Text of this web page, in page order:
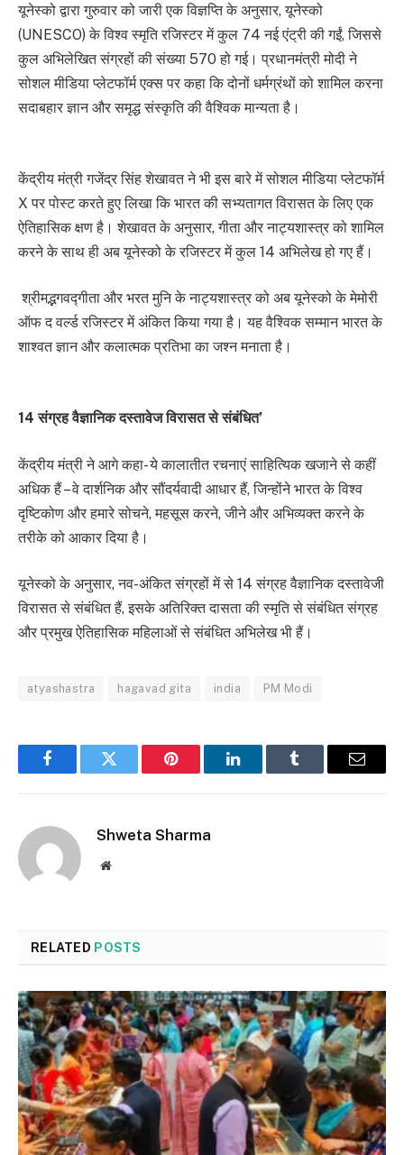
यूनेस्को द्वारा गुरुवार को जारी एक विज्ञप्ति के अनुसार, यूनेस्को
(UNESCO) के विश्व स्मृति रजिस्टर में कुल 74 नई एंट्री की गईं, जिससे
कुल अभिलेखित संग्रहों की संख्या 570 हो गई। प्रधानमंत्री मोदी ने
सोशल मीडिया प्लेटफॉर्म एक्स पर कहा कि दोनों धर्मग्रंथों को शामिल करना
सदाबहार ज्ञान और समृद्ध संस्कृति की वैश्विक मान्यता है।
केंद्रीय मंत्री गजेंद्र सिंह शेखावत ने भी इस बारे में सोशल मीडिया प्लेटफॉर्म
X पर पोस्ट करते हुए लिखा कि भारत की सभ्यतागत विरासत के लिए एक
ऐतिहासिक क्षण है। शेखावत के अनुसार, गीता और नाट्यशास्त्र को शामिल
करने के साथ ही अब यूनेस्को के रजिस्टर में कुल 14 अभिलेख हो गए हैं।
श्रीमद्भगवद्गीता और भरत मुनि के नाट्यशास्त्र को अब यूनेस्को के मेमोरी
ऑफ द वर्ल्ड रजिस्टर में अंकित किया गया है। यह वैश्विक सम्मान भारत के
शाश्वत ज्ञान और कलात्मक प्रतिभा का जश्न मनाता है।
14 संग्रह वैज्ञानिक दस्तावेज विरासत से संबंधित’
केंद्रीय मंत्री ने आगे कहा- ये कालातीत रचनाएं साहित्यिक खजाने से कहीं
अधिक हैं – वे दार्शनिक और सौंदर्यवादी आधार हैं, जिन्होंने भारत के विश्व
दृष्टिकोण और हमारे सोचने, महसूस करने, जीने और अभिव्यक्त करने के
तरीके को आकार दिया है।
यूनेस्को के अनुसार, नव-अंकित संग्रहों में से 14 संग्रह वैज्ञानिक दस्तावेजी
विरासत से संबंधित हैं, इसके अतिरिक्त दासता की स्मृति से संबंधित संग्रह
और प्रमुख ऐतिहासिक महिलाओं से संबंधित अभिलेख भी हैं।
atyashastra hagavad gita india PM Modi
FacebookTwitter Pinterest LinkedInTumblr Email
Shweta Sharma
Website
RELATED POSTS